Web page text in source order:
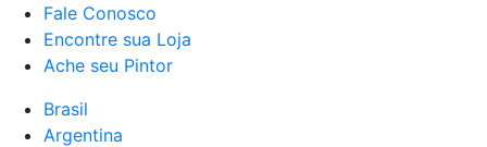
Fale Conosco
Encontre sua Loja
Ache seu Pintor
Brasil
Argentina